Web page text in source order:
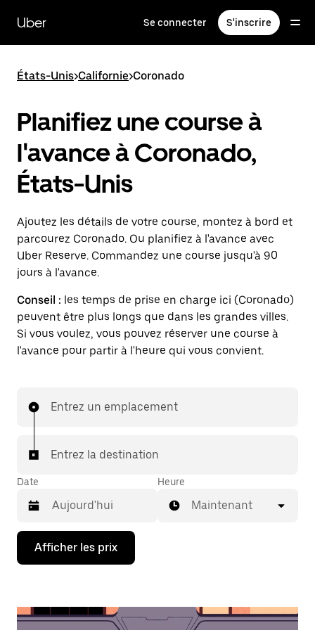
contenu
principal
Uber Se connecter S'inscrire
États-Unis>Californie>Coronado
Planifiez une course à
l'avance à Coronado,
États-Unis
Ajoutez les détails de votre course, montez à bord et
parcourez Coronado. Ou planifiez à l'avance avec
Uber Reserve. Commandez une course jusqu'à 90
jours à l'avance.
Conseil : les temps de prise en charge ici (Coronado)
peuvent être plus longs que dans les grandes villes.
Si vous voulez, vous pouvez réserver une course à
l'avance pour partir à l'heure qui vous convient.
Entrez un emplacement
Entrez la destination
Date
Appuyez
la
bas
Heure
Maintenant
Afficher les prix